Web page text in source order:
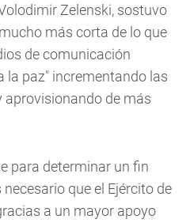
Zelenski, sostuvo
más corta de lo que
de comunicación
la paz" incrementando las
aprovisionando de más
para determinar un fin
que el Ejército de
a un mayor apoyo